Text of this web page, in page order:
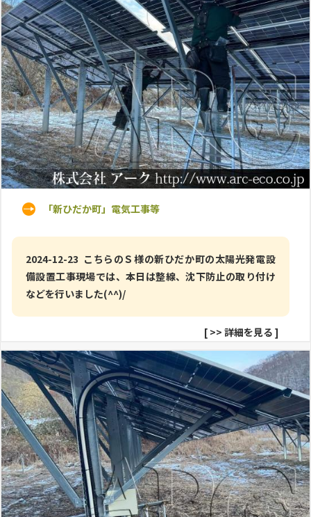
「新ひだか町」電気工事等
2024-12-23 こちらのＳ様の新ひだか町の太陽光発電設
備設置工事現場では、本日は整線、沈下防止の取り付け
などを行いました(^^)/
[ >> 詳細を見る ]